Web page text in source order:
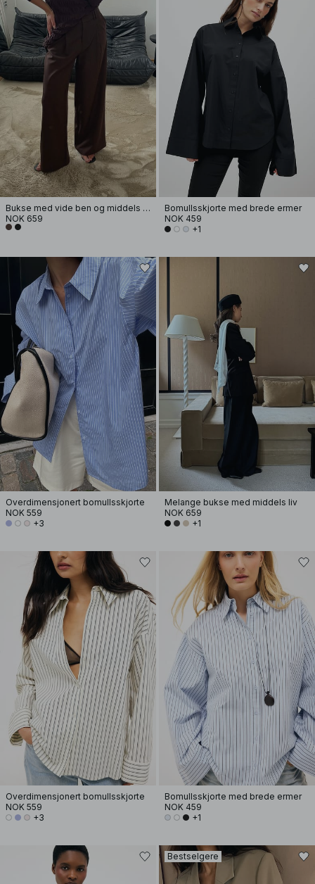
Bukse med vide ben og middels liv
NOK 659
Bomullsskjorte med brede ermer
NOK 459
+1
Overdimensjonert bomullsskjorte
NOK 559
+3
Melange bukse med middels liv
NOK 659
+1
Overdimensjonert bomullsskjorte
NOK 559
+3
Bomullsskjorte med brede ermer
NOK 459
+1
Bestselgere